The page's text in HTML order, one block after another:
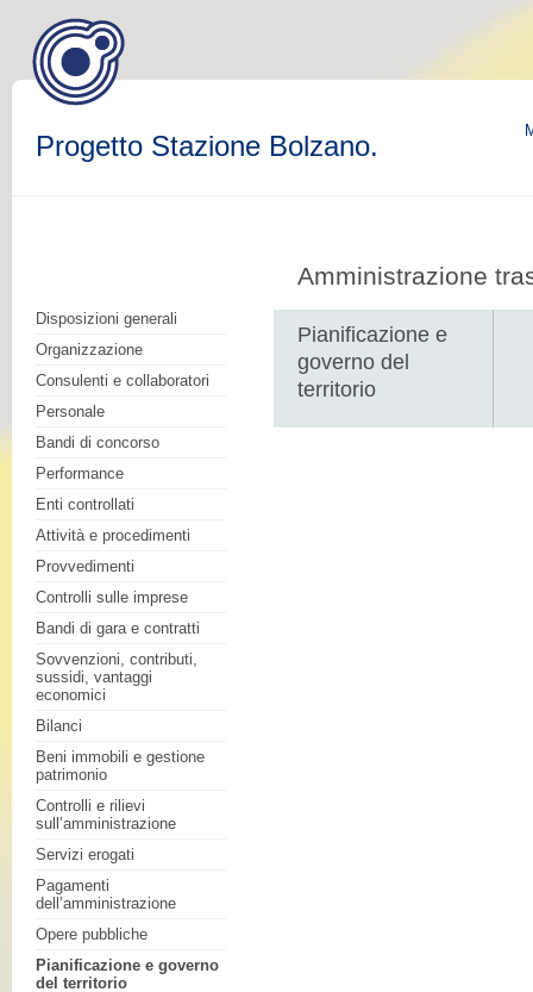
Progetto Stazione Bolzano.
Disposizioni generali
Organizzazione
Consulenti e collaboratori
Personale
Bandi di concorso
Performance
Enti controllati
Attività e procedimenti
Provvedimenti
Controlli sulle imprese
Bandi di gara e contratti
Sovvenzioni, contributi,
sussidi, vantaggi
economici
Bilanci
Beni immobili e gestione
patrimonio
Controlli e rilievi
sull’amministrazione
Servizi erogati
Pagamenti
dell’amministrazione
Opere pubbliche
Pianificazione e governo
del territorio
Amministrazione
Pianificazione e
governo del
territorio